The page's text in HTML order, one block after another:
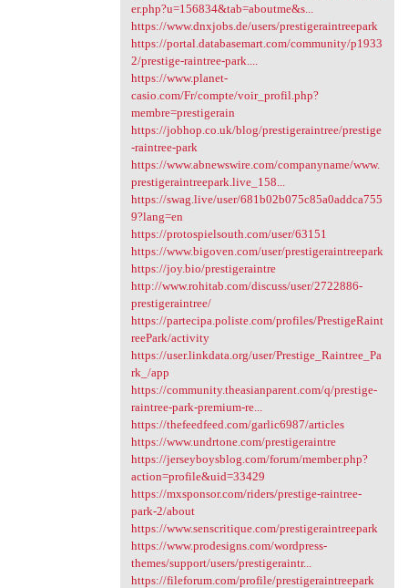
er.php?u=156834&tab=aboutme&s...
https://www.dnxjobs.de/users/prestigeraintreepark
https://portal.databasemart.com/community/p1933
2/prestige-raintree-park....
https://www.planet-
casio.com/Fr/compte/voir_profil.php?
membre=prestigerain
https://jobhop.co.uk/blog/prestigeraintree/prestige
-raintree-park
https://www.abnewswire.com/companyname/www.
prestigeraintreepark.live_158...
https://swag.live/user/681b02b075c85a0addca755
9?lang=en
https://protospielsouth.com/user/63151
https://www.bigoven.com/user/prestigeraintreepark
https://joy.bio/prestigeraintre
http://www.rohitab.com/discuss/user/2722886-
prestigeraintree/
https://partecipa.poliste.com/profiles/PrestigeRaint
reePark/activity
https://user.linkdata.org/user/Prestige_Raintree_Pa
rk_/app
https://community.theasianparent.com/q/prestige-
raintree-park-premium-re...
https://thefeedfeed.com/garlic6987/articles
https://www.undrtone.com/prestigeraintre
https://jerseyboysblog.com/forum/member.php?
action=profile&uid=33429
https://mxsponsor.com/riders/prestige-raintree-
park-2/about
https://www.senscritique.com/prestigeraintreepark
https://www.prodesigns.com/wordpress-
themes/support/users/prestigeraintr...
https://fileforum.com/profile/prestigeraintreepark